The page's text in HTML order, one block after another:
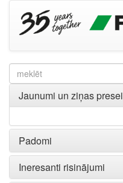
Jaunumi un ziņas presei
Padomi
Ineresanti risinājumi